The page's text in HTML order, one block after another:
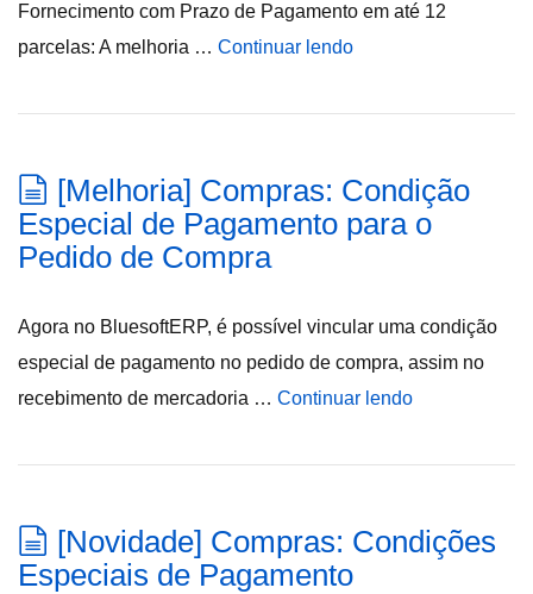
Fornecimento com Prazo de Pagamento em até 12
parcelas: A melhoria … Continuar lendo
[Melhoria] Compras: Condição
Especial de Pagamento para o
Pedido de Compra
Agora no BluesoftERP, é possível vincular uma condição
especial de pagamento no pedido de compra, assim no
recebimento de mercadoria … Continuar lendo
[Novidade] Compras: Condições
Especiais de Pagamento